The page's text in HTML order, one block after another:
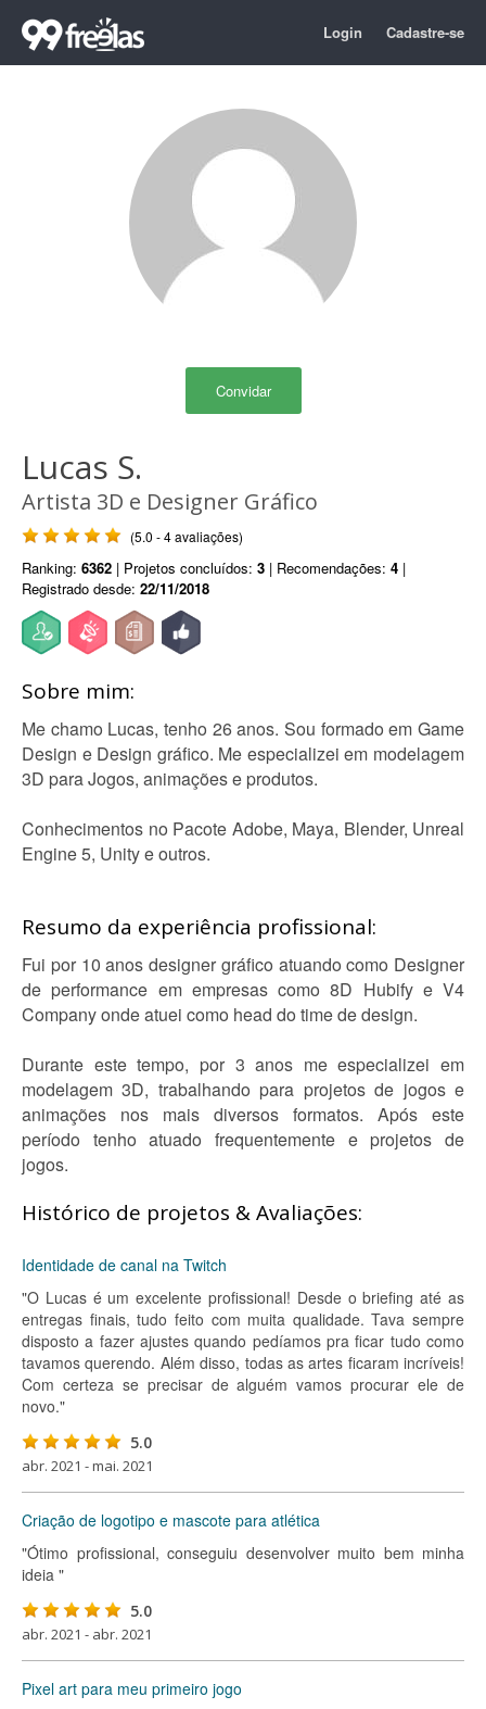
Login Cadastre-se
Convidar
Lucas S.
Artista 3D e Designer Gráfico
(5.0 - 4 avaliações)
Ranking: 6362 | Projetos concluídos: 3 | Recomendações: 4 |
Registrado desde: 22/11/2018
Sobre mim:
Me chamo Lucas, tenho 26 anos. Sou formado em Game
Design e Design gráfico. Me especializei em modelagem
3D para Jogos, animações e produtos.
Conhecimentos no Pacote Adobe, Maya, Blender, Unreal
Engine 5, Unity e outros.
Resumo da experiência profissional:
Fui por 10 anos designer gráfico atuando como Designer
de performance em empresas como 8D Hubify e V4
Company onde atuei como head do time de design.
Durante este tempo, por 3 anos me especializei em
modelagem 3D, trabalhando para projetos de jogos e
animações nos mais diversos formatos. Após este
período tenho atuado frequentemente e projetos de
jogos.
Histórico de projetos & Avaliações:
Identidade de canal na Twitch
"O Lucas é um excelente profissional! Desde o briefing até as
entregas finais, tudo feito com muita qualidade. Tava sempre
disposto a fazer ajustes quando pedíamos pra ficar tudo como
tavamos querendo. Além disso, todas as artes ficaram incríveis!
Com certeza se precisar de alguém vamos procurar ele de
novo."
5.0
abr. 2021 - mai. 2021
Criação de logotipo e mascote para atlética
"Ótimo profissional, conseguiu desenvolver muito bem minha
ideia "
5.0
abr. 2021 - abr. 2021
Pixel art para meu primeiro jogo